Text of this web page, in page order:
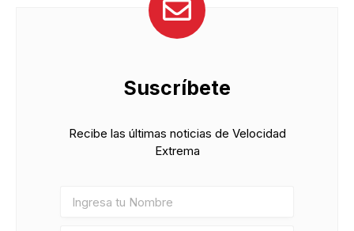
Suscríbete
Recibe las últimas noticias de Velocidad
Extrema